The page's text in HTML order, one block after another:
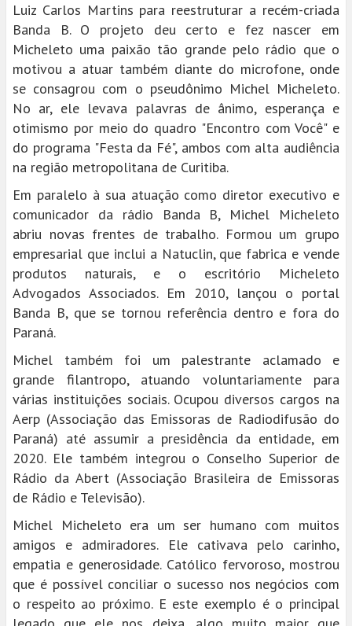
Luiz Carlos Martins para reestruturar a recém-criada
Banda B. O projeto deu certo e fez nascer em
Micheleto uma paixão tão grande pelo rádio que o
motivou a atuar também diante do microfone, onde
se consagrou com o pseudônimo Michel Micheleto.
No ar, ele levava palavras de ânimo, esperança e
otimismo por meio do quadro "Encontro com Você" e
do programa "Festa da Fé", ambos com alta audiência
na região metropolitana de Curitiba.
Em paralelo à sua atuação como diretor executivo e
comunicador da rádio Banda B, Michel Micheleto
abriu novas frentes de trabalho. Formou um grupo
empresarial que inclui a Natuclin, que fabrica e vende
produtos naturais, e o escritório Micheleto
Advogados Associados. Em 2010, lançou o portal
Banda B, que se tornou referência dentro e fora do
Paraná.
Michel também foi um palestrante aclamado e
grande filantropo, atuando voluntariamente para
várias instituições sociais. Ocupou diversos cargos na
Aerp (Associação das Emissoras de Radiodifusão do
Paraná) até assumir a presidência da entidade, em
2020. Ele também integrou o Conselho Superior de
Rádio da Abert (Associação Brasileira de Emissoras
de Rádio e Televisão).
Michel Micheleto era um ser humano com muitos
amigos e admiradores. Ele cativava pelo carinho,
empatia e generosidade. Católico fervoroso, mostrou
que é possível conciliar o sucesso nos negócios com
o respeito ao próximo. E este exemplo é o principal